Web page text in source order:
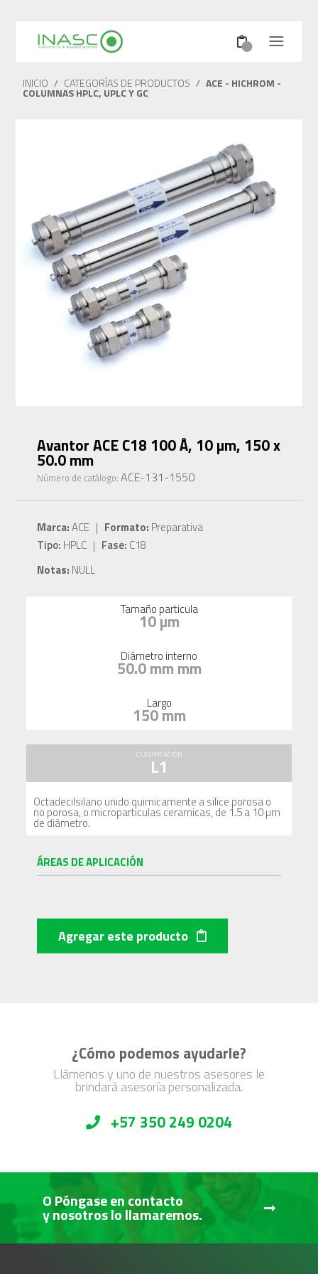
INICIO / CATEGORÍAS DE PRODUCTOS / ACE - HICHROM -
COLUMNAS HPLC, UPLC Y GC
Avantor ACE C18 100 Å, 10 µm, 150 x
50.0 mm
Número de catálogo:ACE-131-1550
Marca:ACE | Formato: Preparativa
Tipo: HPLC | Fase: C18
Notas: NULL
Tamaño particula
10 µm
Diámetro interno
50.0 mm mm
Largo
150 mm
CLASIFICACIÓN
L1
Octadecilsilano unido quimicamente a silice porosa o
no porosa, o microparticulas ceramicas, de 1.5 a 10 µm
de diámetro.
ÁREAS DE APLICACIÓN
Agregar este producto
¿Cómo podemos ayudarle?
Llámenos y uno de nuestros asesores le
brindará asesoría personalizada.
+57 350 249 0204
O Póngase en contacto
y nosotros lo llamaremos.